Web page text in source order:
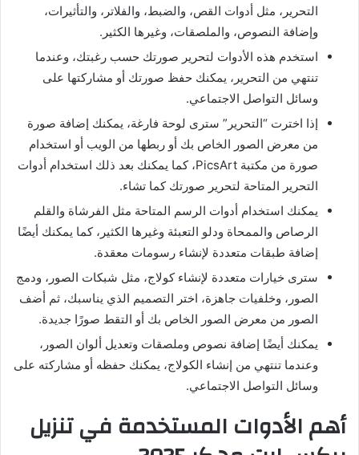
التحرير، مثل أدوات القص، والضبط، والفلاتر، والتأثيرات،
وإضافة النصوص، والملصقات، وغيرها الكثير.
استخدم هذه الأدوات لتحرير صورتك حسب رغبتك، وعندما
تنتهي من التحرير، يمكنك حفظ صورتك أو مشاركتها على
وسائل التواصل الاجتماعي.
إذا اخترت “التحرير” سترى لوحة فارغة، يمكنك إضافة صورة
من معرض الصور الخاص بك أو ربطها من الويب أو استخدام
صورة من مكتبة PicsArt، كما يمكنك بعد ذلك استخدام أدوات
التحرير المتاحة لتحرير صورتك كما تشاء.
يمكنك استخدام أدوات الرسم المتاحة مثل الفرشاة والقلم
الرصاص والممحاة ودلو التعبئة وغيرها الكثير، كما يمكنك أيضًا
إضافة طبقات متعددة لإنشاء رسومات معقدة.
سترى خيارات متعددة لإنشاء كولاج، مثل شبكات الصور، ودمج
الصور، وخلفيات جاهزة، اختر التصميم الذي يناسبك، ثم أضف
الصور من معرض الصور الخاص بك أو التقط صورًا جديدة.
يمكنك أيضًا إضافة نصوص وملصقات وتعديل ألوان الصور،
وعندما تنتهي من إنشاء الكولاج، يمكنك حفظه أو مشاركته على
وسائل التواصل الاجتماعي.
أهم الأدوات المستخدمة في تنزيل